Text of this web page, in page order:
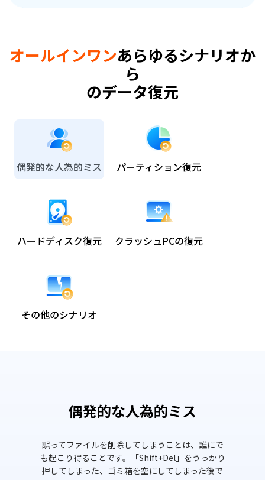
オールインワンあらゆるシナリオか
ら
のデータ復元
偶発的な人為的ミス パーティション復元
ハードディスク復元 クラッシュPCの復元
その他のシナリオ
偶発的な人為的ミス
誤ってファイルを削除してしまうことは、誰にで
も起こり得ることです。「Shift+Del」をうっかり
押してしまった、ゴミ箱を空にしてしまった後で